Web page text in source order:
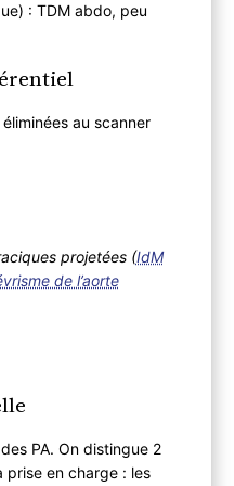
: TDM abdo, peu
éliminées au scanner
projetées (IdM
de l’aorte
PA. On distingue 2
prise en charge : les